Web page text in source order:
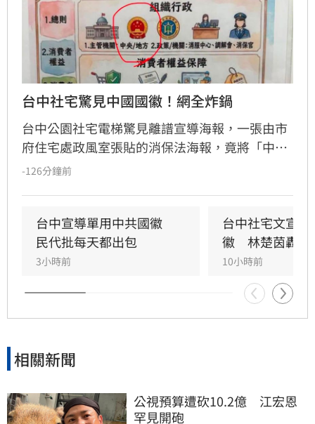
台中社宅驚見中國國徽！網全炸鍋
台中公園社宅電梯驚見離譜宣導海報，一張由市
府住宅處政風室張貼的消保法海報，竟將「中央
機關」圖示誤植為中國國徽，五星圖樣引發民眾
程處6日緊急滅火，坦承是內部人員使用AI製圖卻
未落實校稿釀禍，已將爭議海報全面下架並致
歉，承諾未來將嚴格審核宣導品內容，杜絕類似
-126分鐘前
台中宣導單用中共國徽
民代批每天都出包
3小時前
台中社宅文宣
徽　林楚茵轟這
10小時前
相關新聞
公視預算遭砍10.2億　江宏恩
罕見開砲